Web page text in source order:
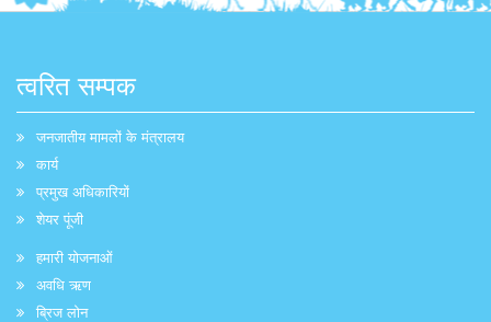
त्वरित सम्पक
जनजातीय मामलों के मंत्रालय
कार्य
प्रमुख अधिकारियों
शेयर पूंजी
हमारी योजनाओं
अवधि ऋण
ब्रिज लोन